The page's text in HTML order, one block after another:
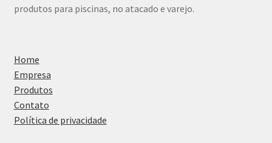
produtos para piscinas, no atacado e varejo.
Home
Empresa
Produtos
Contato
Política de privacidade